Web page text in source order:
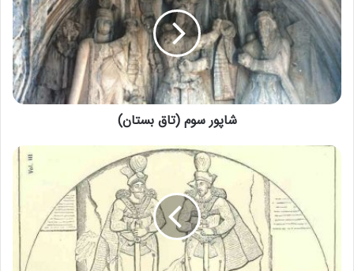
شاپور سوم (تاق بستان)